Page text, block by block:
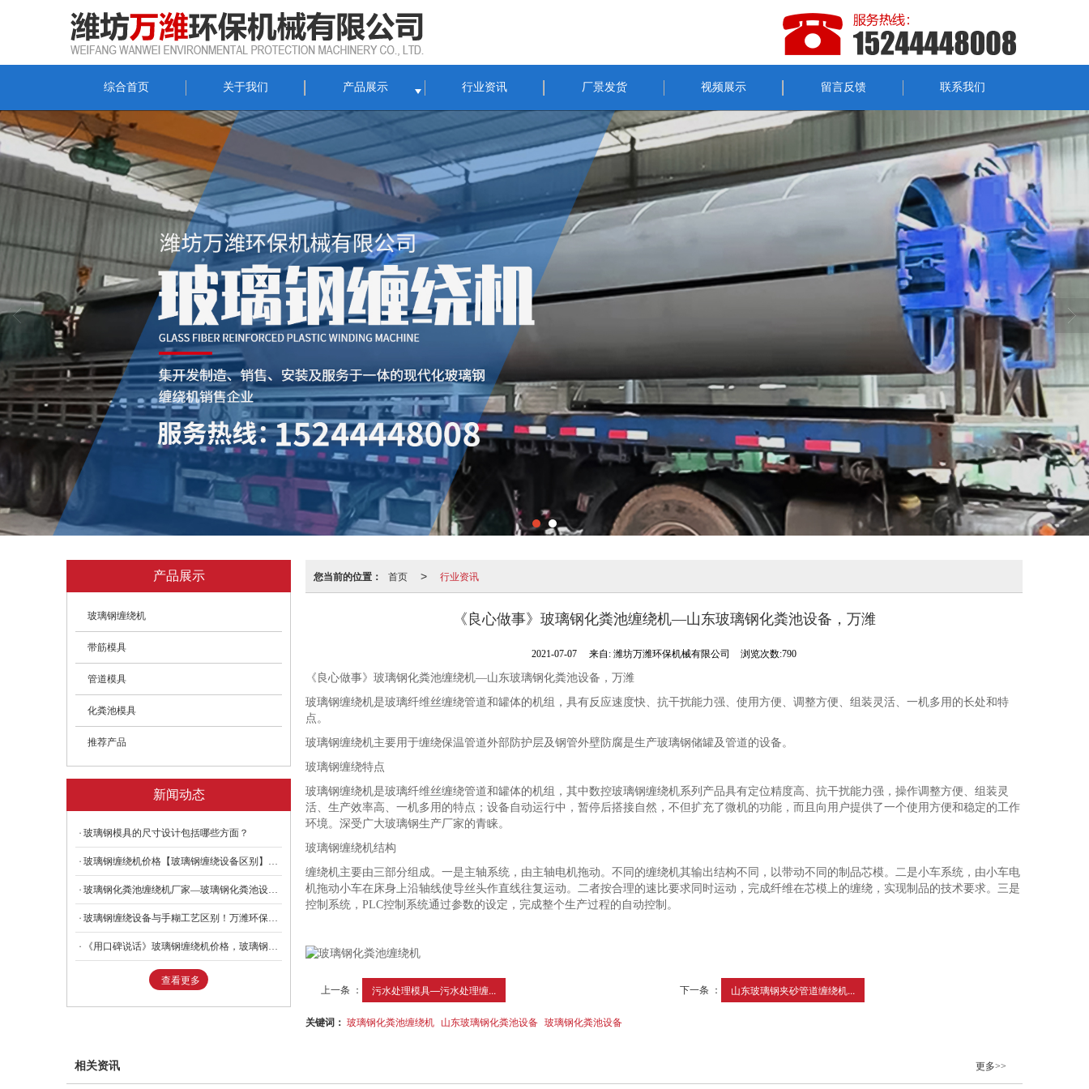
综合首页 关于我们 产品展示 行业资讯 厂景发货 视频展示 留言反馈 联系我们
您当前的位置： 首页 > 行业资讯
《良心做事》玻璃钢化粪池缠绕机—山东玻璃钢化粪池设备，万潍
2021-07-07 来自: 潍坊万潍环保机械有限公司 浏览次数:790
《良心做事》玻璃钢化粪池缠绕机—山东玻璃钢化粪池设备，万潍
玻璃钢缠绕机是玻璃纤维丝缠绕管道和罐体的机组，具有反应速度快、抗干扰能力强、使用方便、调整方便、组装灵活、一机多用的长处和特
点。
玻璃钢缠绕机主要用于缠绕保温管道外部防护层及钢管外壁防腐是生产玻璃钢储罐及管道的设备。
玻璃钢缠绕特点
玻璃钢缠绕机是玻璃纤维丝缠绕管道和罐体的机组，其中数控玻璃钢缠绕机系列产品具有定位精度高、抗干扰能力强，操作调整方便、组装灵
活、生产效率高、一机多用的特点；设备自动运行中，暂停后搭接自然，不但扩充了微机的功能，而且向用户提供了一个使用方便和稳定的工作
环境。深受广大玻璃钢生产厂家的青睐。
玻璃钢缠绕机结构
缠绕机主要由三部分组成。一是主轴系统，由主轴电机拖动。不同的缠绕机其输出结构不同，以带动不同的制品芯模。二是小车系统，由小车电
机拖动小车在床身上沿轴线使导丝头作直线往复运动。二者按合理的速比要求同时运动，完成纤维在芯模上的缠绕，实现制品的技术要求。三是
控制系统，PLC控制系统通过参数的设定，完成整个生产过程的自动控制。
上一条 ： 污水处理模具—污水处理缠... 下一条 ： 山东玻璃钢夹砂管道缠绕机...
关键词： 玻璃钢化粪池缠绕机 山东玻璃钢化粪池设备 玻璃钢化粪池设备
产品展示
玻璃钢缠绕机
带筋模具
管道模具
化粪池模具
推荐产品
新闻动态
玻璃钢模具的尺寸设计包括哪些方面？
玻璃钢缠绕机价格【玻璃钢缠绕设备区别】玻璃钢设备厂家
玻璃钢化粪池缠绕机厂家—玻璃钢化粪池设备价格—万潍报价
玻璃钢缠绕设备与手糊工艺区别！万潍环保—玻璃钢缠绕机设备
《用口碑说话》玻璃钢缠绕机价格，玻璃钢缠绕设备区别，万潍
查看更多
相关资讯 更多>>